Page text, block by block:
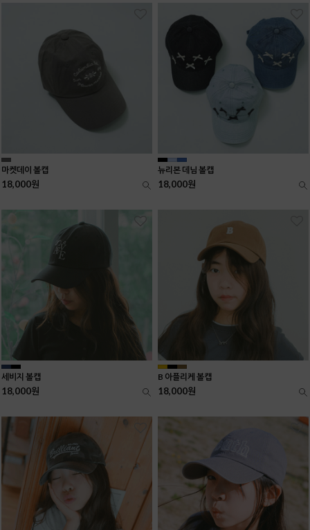
마켓데이 볼캡
18,000원
뉴리본 데님 볼캡
18,000원
세비지 볼캡
18,000원
B 아플리케 볼캡
18,000원